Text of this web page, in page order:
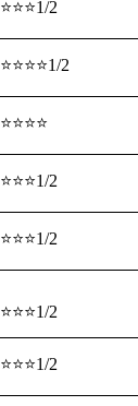
⭐⭐⭐1/2
⭐⭐⭐⭐1/2
⭐⭐⭐⭐
⭐⭐⭐1/2
⭐⭐⭐1/2
⭐⭐⭐1/2
⭐⭐⭐1/2